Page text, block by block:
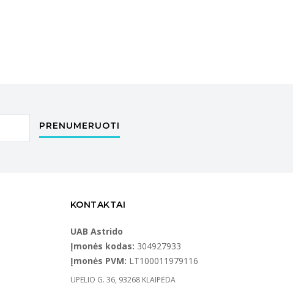
PRENUMERUOTI
KONTAKTAI
UAB Astrido
Įmonės kodas: 304927933
Įmonės PVM: LT100011979116
UPELIO G. 36, 93268 KLAIPĖDA